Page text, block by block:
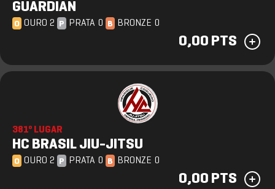
GUARDIAN
O OURO 2 P PRATA 0 B BRONZE 0
0,00 PTS
381º LUGAR
HC BRASIL JIU-JITSU
O OURO 2 P PRATA 0 B BRONZE 0
0,00 PTS